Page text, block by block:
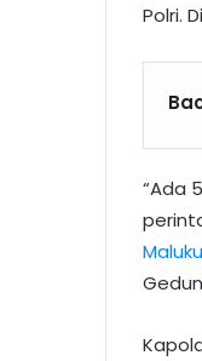
Polri.
“Ada
Maluku